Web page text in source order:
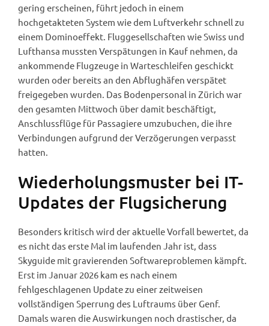
gering erscheinen, führt jedoch in einem
hochgetakteten System wie dem Luftverkehr schnell zu
einem Dominoeffekt. Fluggesellschaften wie Swiss und
Lufthansa mussten Verspätungen in Kauf nehmen, da
ankommende Flugzeuge in Warteschleifen geschickt
wurden oder bereits an den Abflughäfen verspätet
freigegeben wurden. Das Bodenpersonal in Zürich war
den gesamten Mittwoch über damit beschäftigt,
Anschlussflüge für Passagiere umzubuchen, die ihre
Verbindungen aufgrund der Verzögerungen verpasst
hatten.
Wiederholungsmuster bei IT-
Updates der Flugsicherung
Besonders kritisch wird der aktuelle Vorfall bewertet, da
es nicht das erste Mal im laufenden Jahr ist, dass
Skyguide mit gravierenden Softwareproblemen kämpft.
Erst im Januar 2026 kam es nach einem
fehlgeschlagenen Update zu einer zeitweisen
vollständigen Sperrung des Luftraums über Genf.
Damals waren die Auswirkungen noch drastischer, da